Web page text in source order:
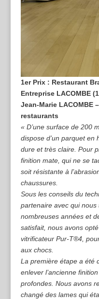
1er Prix : Restaurant
Entreprise LACOMBE
Jean-Marie LACOMBE
restaurants
« D’une surface de 200
dispose d’un parquet en
dure et très claire. Pour
finition mate, qui ne se
soit résistante à
chaussures.
Sous les conseils du
partenaire avec qui
nombreuses années et
satisfait, nous avons
vitrificateur Pur-T®4,
aux chocs.
La première étape a été
enlever l’ancienne
profondes. Nous avons
changé des lames qui